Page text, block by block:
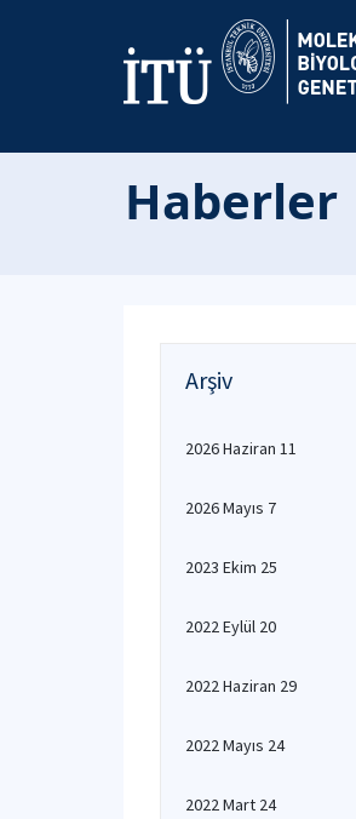
Haberler
Arşiv
2026 Haziran 11
2026 Mayıs 7
2023 Ekim 25
2022 Eylül 20
2022 Haziran 29
2022 Mayıs 24
2022 Mart 24